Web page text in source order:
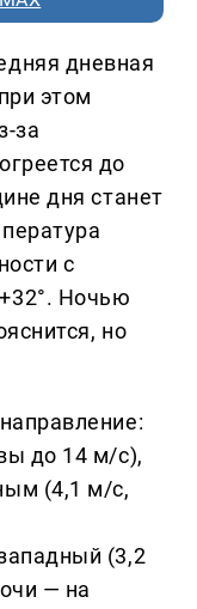
дневная
этом
за
до
дня станет
с
Ночью
но
до 14 м/с),
(4,1 м/с,
(3,2
— на